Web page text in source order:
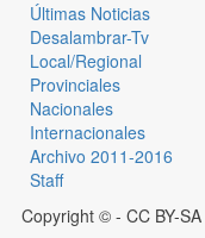
Últimas Noticias
Desalambrar-Tv
Local/Regional
Provinciales
Nacionales
Internacionales
Archivo 2011-2016
Staff
Copyright © - CC BY-SA